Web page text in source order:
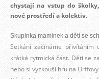
chystají na vstup do
nové prostředí a kolektiv.
Skupinka maminek a dětí se
Setkání začínáme přivítáním
krátká rytmická část. Děti se
nebo si vyzkouší hru na